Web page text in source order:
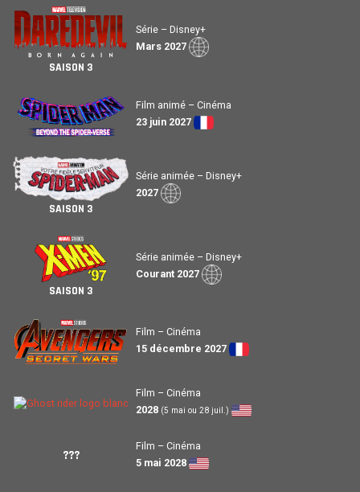
SAISON 3
Série – Disney+
Mars 2027
Film animé – Cinéma
23 juin 2027
SAISON 3
Série animée – Disney+
2027
SAISON 3
Série animée – Disney+
Courant 2027
Film – Cinéma
15 décembre 2027
Film – Cinéma
2028 (5 mai ou 28 juil.)
???
Film – Cinéma
5 mai 2028